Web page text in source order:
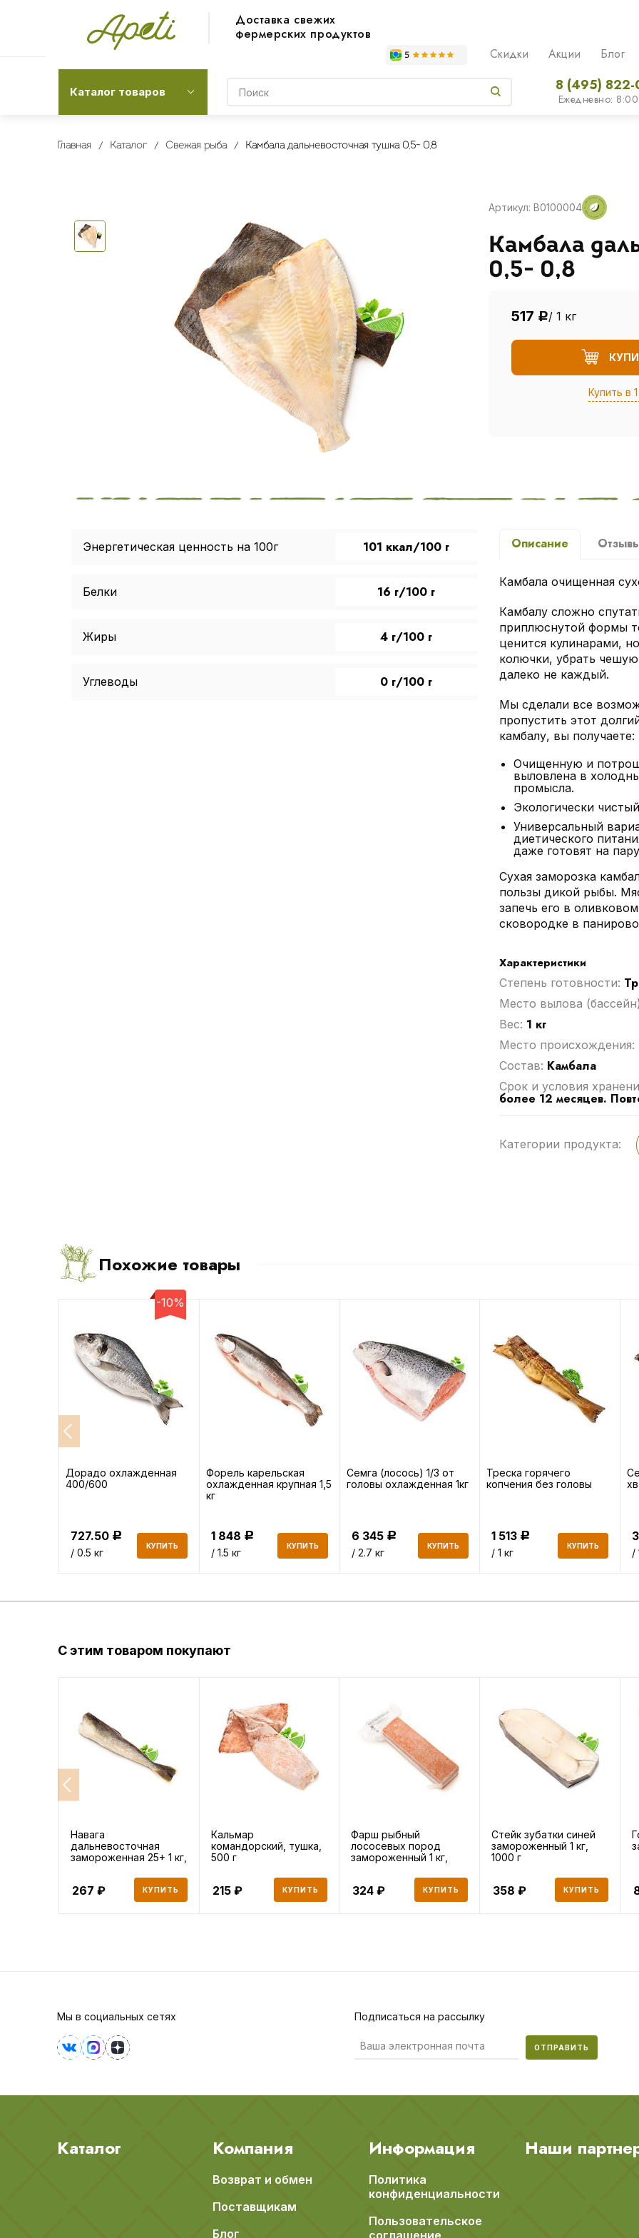
Доставка свежих
фермерских продуктов
Скидки Акции Блог
Каталог товаров 8 (495)
Ежедневно:
Главная Каталог Свежая рыба Камбала дальневосточная тушка 0,5- 0,8
Артикул: B0100004
Камбала
0,5- 0,8
517 Р/ 1 кг
Купить в
Энергетическая ценность на 100г 101 ккал/100 г
Белки 16 г/100 г
Жиры 4 г/100 г
Углеводы 0 г/100 г
Описание
Камбала очищенная
Камбалу сложно
приплюснутой формы
ценится кулинарами,
колючки, убрать
далеко не каждый.
Мы сделали все
пропустить этот
камбалу, вы получаете:
Очищенную и
выловлена в
промысла.
Экологически
Универсальный
диетического
даже готовят на
Сухая заморозка
пользы дикой рыбы.
запечь его в
сковородке в
Характеристики
Степень готовности:
Место вылова
Вес: 1 кг
Место происхождения:
Cостав: Камбала
Срок и условия
более 12 месяцев.
Категории продукта:
Похожие товары
-10%
Дорадо охлажденная
400/600
727.50 Р
/ 0.5 кг
КУПИТЬ
Форель карельская
охлажденная крупная 1,5
кг
1 848 Р
/ 1.5 кг
КУПИТЬ
Семга (лосось) 1/3 от
головы охлажденная 1кг
6 345 Р
/ 2.7 кг
КУПИТЬ
Треска горячего
копчения без головы
1 513 Р
/ 1 кг
КУПИТЬ
/
С этим товаром покупают
Навага
дальневосточная
замороженная 25+ 1 кг,
267 КУПИТЬ
Кальмар
командорский, тушка,
500 г
215 КУПИТЬ
Фарш рыбный
лососевых пород
замороженный 1 кг,
324 КУПИТЬ
Стейк зубатки синей
замороженный 1 кг,
1000 г
358 КУПИТЬ
Мы в социальных сетях Подписаться на рассылку
ОТПРАВИТЬ
Каталог Компания
Возврат и обмен
Поставщикам
Блог
Информация
Политика
конфиденциальности
Пользовательское
соглашение
Наши